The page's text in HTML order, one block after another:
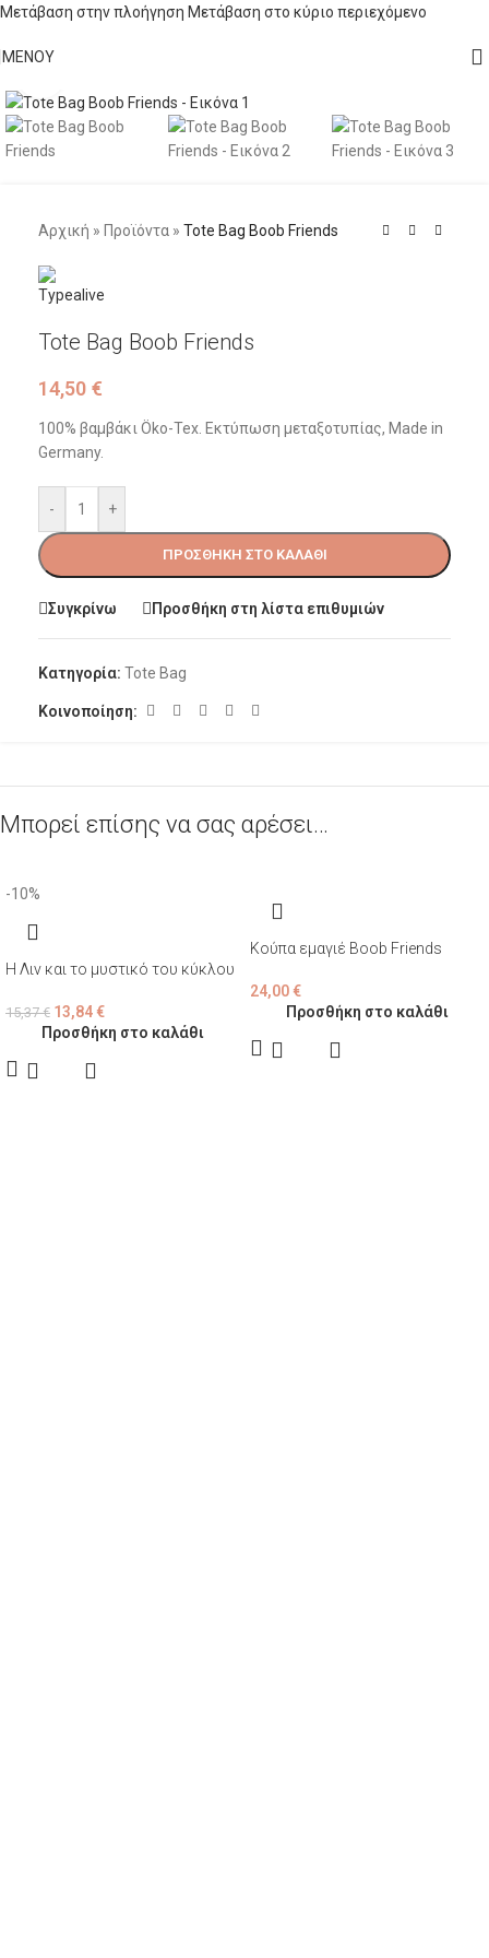
Μετάβαση στην πλοήγηση Μετάβαση στο κύριο περιεχόμενο
ΜΕΝΟΎ
Αρχική » Προϊόντα » Tote Bag Boob Friends
Tote Bag Boob Friends
14,50 €
100% βαμβάκι Öko-Tex. Εκτύπωση μεταξοτυπίας, Made in
Germany.
- +
ΠΡΟΣΘΉΚΗ ΣΤΟ ΚΑΛΆΘΙ
Συγκρίνω Προσθήκη στη λίστα επιθυμιών
Κατηγορία: Tote Bag
Κοινοποίηση:
Μπορεί επίσης να σας αρέσει…
-10%
Η Λιν και το μυστικό του κύκλου
15,37€ 13,84€
Προσθήκη στο καλάθι
Κούπα εμαγιέ Boob Friends
24,00€
Προσθήκη στο καλάθι